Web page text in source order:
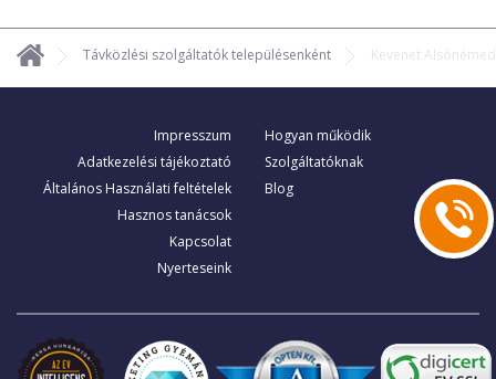
Távközlési szolgáltatók településenként Kevenet
Impresszum
Adatkezelési tájékoztató
Általános Használati feltételek
Hasznos tanácsok
Kapcsolat
Nyerteseink
Hogyan működik
Szolgáltatóknak
Blog